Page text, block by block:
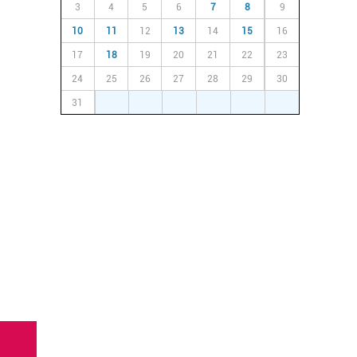
3 4 5 6 7 8 9
10 11 12 13 14 15 16
17 18 19 20 21 22 23
24 25 26 27 28 29 30
31